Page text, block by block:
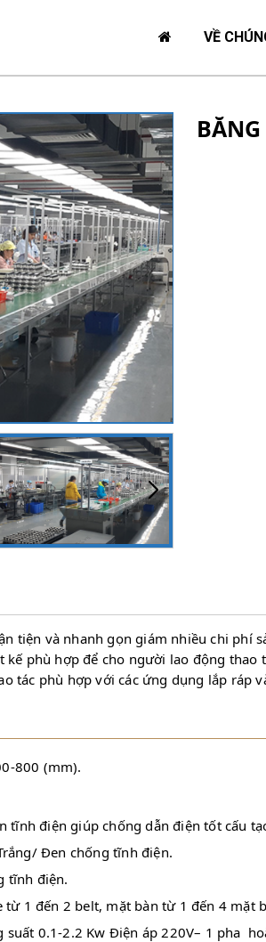
VỀ
tiện và nhanh gọn giám nhiều chi phí
phù hợp để cho người lao động
tác phù hợp với các ứng dụng lắp ráp
800 (mm).
điện giúp chống dẫn điện tốt cấu
Đen chống tĩnh điện.
tĩnh điện.
1 đến 2 belt, mặt bàn từ 1 đến 4 mặt
0.1-2.2 Kw Điện áp 220V– 1 pha